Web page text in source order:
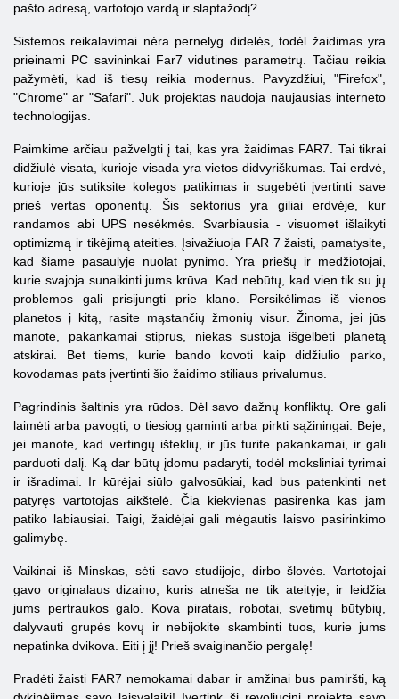
pašto adresą, vartotojo vardą ir slaptažodį?
Sistemos reikalavimai nėra pernelyg didelės, todėl žaidimas yra
prieinami PC savininkai Far7 vidutines parametrų. Tačiau reikia
pažymėti, kad iš tiesų reikia modernus. Pavyzdžiui, "Firefox",
"Chrome" ar "Safari". Juk projektas naudoja naujausias interneto
technologijas.
Paimkime arčiau pažvelgti į tai, kas yra žaidimas FAR7. Tai tikrai
didžiulė visata, kurioje visada yra vietos didvyriškumas. Tai erdvė,
kurioje jūs sutiksite kolegos patikimas ir sugebėti įvertinti save
prieš vertas oponentų. Šis sektorius yra giliai erdvėje, kur
randamos abi UPS nesėkmės. Svarbiausia - visuomet išlaikyti
optimizmą ir tikėjimą ateities. Įsivažiuoja FAR 7 žaisti, pamatysite,
kad šiame pasaulyje nuolat pynimo. Yra priešų ir medžiotojai,
kurie svajoja sunaikinti jums krūva. Kad nebūtų, kad vien tik su jų
problemos gali prisijungti prie klano. Persikėlimas iš vienos
planetos į kitą, rasite mąstančių žmonių visur. Žinoma, jei jūs
manote, pakankamai stiprus, niekas sustoja išgelbėti planetą
atskirai. Bet tiems, kurie bando kovoti kaip didžiulio parko,
kovodamas pats įvertinti šio žaidimo stiliaus privalumus.
Pagrindinis šaltinis yra rūdos. Dėl savo dažnų konfliktų. Ore gali
laimėti arba pavogti, o tiesiog gaminti arba pirkti sąžiningai. Beje,
jei manote, kad vertingų išteklių, ir jūs turite pakankamai, ir gali
parduoti dalį. Ką dar būtų įdomu padaryti, todėl moksliniai tyrimai
ir išradimai. Ir kūrėjai siūlo galvosūkiai, kad bus patenkinti net
patyręs vartotojas aikštelė. Čia kiekvienas pasirenka kas jam
patiko labiausiai. Taigi, žaidėjai gali mėgautis laisvo pasirinkimo
galimybę.
Vaikinai iš Minskas, sėti savo studijoje, dirbo šlovės. Vartotojai
gavo originalaus dizaino, kuris atneša ne tik ateityje, ir leidžia
jums pertraukos galo. Kova piratais, robotai, svetimų būtybių,
dalyvauti grupės kovų ir nebijokite skambinti tuos, kurie jums
nepatinka dvikova. Eiti į jį! Prieš svaiginančio pergalę!
Pradėti žaisti FAR7 nemokamai dabar ir amžinai bus pamiršti, ką